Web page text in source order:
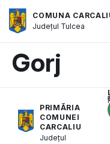
COMUNA
Județul Tulcea
Gorj
PRIMĂRIA
COMUNEI
CARCALIU
Județul
Acest